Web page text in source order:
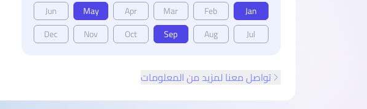
Jan
Feb
Mar
Apr
May
Jun
Jul
Aug
Sep
Oct
Nov
Dec
تواصل معنا لمزيد من المعلومات